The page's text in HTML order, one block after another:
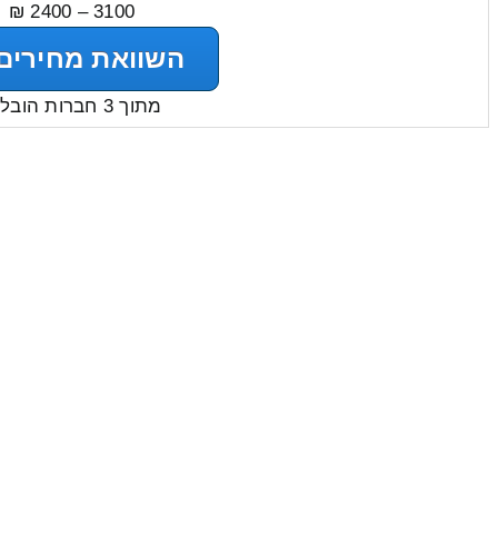
3100 – 2400 ₪
השוואת
מתוך 3 חברות הובלות